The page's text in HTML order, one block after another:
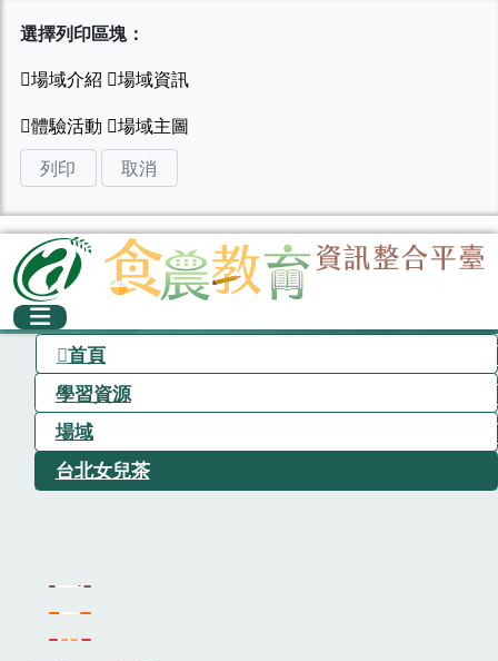
選擇列印區塊：
列印 取消
首頁
學習資源
場域
台北女兒茶